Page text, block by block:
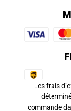
Les frais
commande